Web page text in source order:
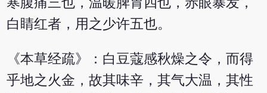
白睛红者，用之少许五也。
《本草经疏》：白豆蔻感秋燥之令，而得
乎地之火金，故其味辛，其气大温，其性